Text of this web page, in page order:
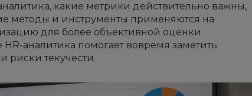
какие метрики действительно важны,
методы и инструменты применяются на
для более объективной оценки
аналитика помогает вовремя заметить
риски текучести.